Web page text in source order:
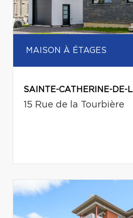
MAISON À ÉTAGES
15 Rue de la Tourbière